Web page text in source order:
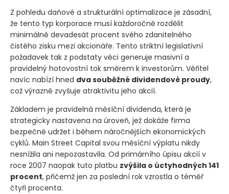
Z pohledu daňové a strukturální optimalizace je zásadní,
že tento typ korporace musí každoročně rozdělit
minimálně devadesát procent svého zdanitelného
čistého zisku mezi akcionáře. Tento striktní legislativní
požadavek tak z podstaty věci generuje masivní a
pravidelný hotovostní tok směrem k investorům. Věřitel
navíc nabízí hned dva souběžné dividendové proudy,
což výrazně zvyšuje atraktivitu jeho akcií.
Základem je pravidelná měsíční dividenda, která je
strategicky nastavena na úroveň, jež dokáže firma
bezpečně udržet i během náročnějších ekonomických
cyklů. Main Street Capital svou měsíční výplatu nikdy
nesnížila ani nepozastavila. Od primárního úpisu akcií v
roce 2007 naopak tuto platbu zvýšila o úctyhodných 141
procent, přičemž jen za poslední rok vzrostla o téměř
čtyři procenta.